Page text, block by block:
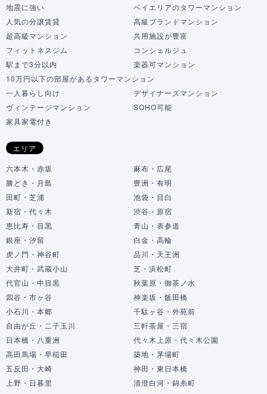
地震に強い
ベイエリアのタワーマンション
人気の分譲賃貸
高級ブランドマンション
超高級マンション
共用施設が豊富
フィットネスジム
コンシェルジュ
駅まで3分以内
楽器可マンション
10万円以下の部屋があるタワーマンション
一人暮らし向け
デザイナーズマンション
ヴィンテージマンション
SOHO可能
家具家電付き
エリア
六本木・赤坂
麻布・広尾
勝どき・月島
豊洲・有明
田町・芝浦
池袋・目白
新宿・代々木
渋谷・原宿
恵比寿・目黒
青山・表参道
銀座・汐留
白金・高輪
虎ノ門・神谷町
品川・天王洲
大井町・武蔵小山
芝・浜松町
代官山・中目黒
秋葉原・御茶ノ水
四谷・市ヶ谷
神楽坂・飯田橋
小石川・本郷
千駄ヶ谷・外苑前
自由が丘・二子玉川
三軒茶屋・三宿
日本橋・八重洲
代々木上原・代々木公園
高田馬場・早稲田
築地・茅場町
五反田・大崎
神田・東日本橋
上野・日暮里
清澄白河・錦糸町